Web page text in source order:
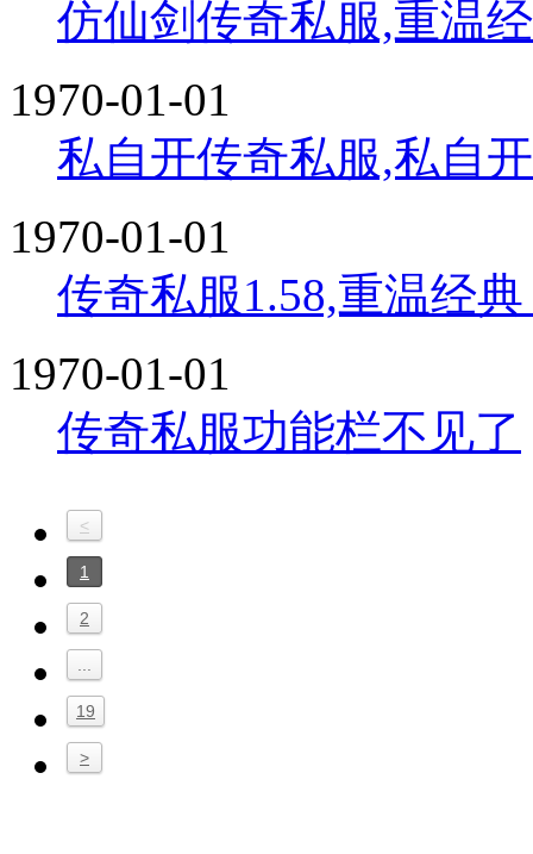
仿仙剑传奇私服,重温
1970-01-01
私自开传奇私服,私自
1970-01-01
传奇私服1.58,重温经
1970-01-01
传奇私服功能栏不见了
<
1
2
19
>